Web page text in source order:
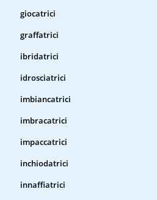
giocatrici
graffatrici
ibridatrici
idrosciatrici
imbiancatrici
imbracatrici
impaccatrici
inchiodatrici
innaffiatrici